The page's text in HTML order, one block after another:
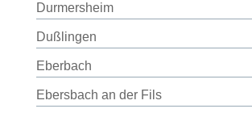
Durmersheim
Dußlingen
Eberbach
Ebersbach an der Fils